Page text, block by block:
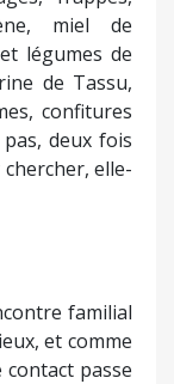
miel de
légumes de
de Tassu,
confitures
deux fois
elle-
familial
et comme
contact passe